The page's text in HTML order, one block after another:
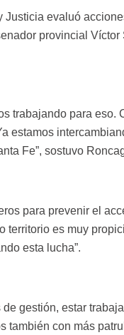
evaluó
provincial Víctor
trabajando para eso.
estamos
Fe”, sostuvo
para prevenir el
territorio es muy
esta lucha”.
gestión, estar
también con más